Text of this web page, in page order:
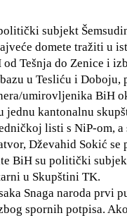
subjekt
domete tražiti u
od Tešnja do Zenice i
u Tesliću i
umirovljenika BiH
kantonalnu
listi s NiP-om,
Dževahid Sokić se
BiH su politički
u Skupštini TK.
Snaga naroda prvi
spornih potpisa.